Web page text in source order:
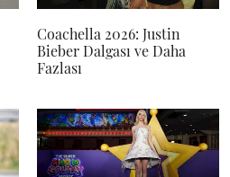
Coachella 2026: Justin
Bieber Dalgası ve Daha
Fazlası